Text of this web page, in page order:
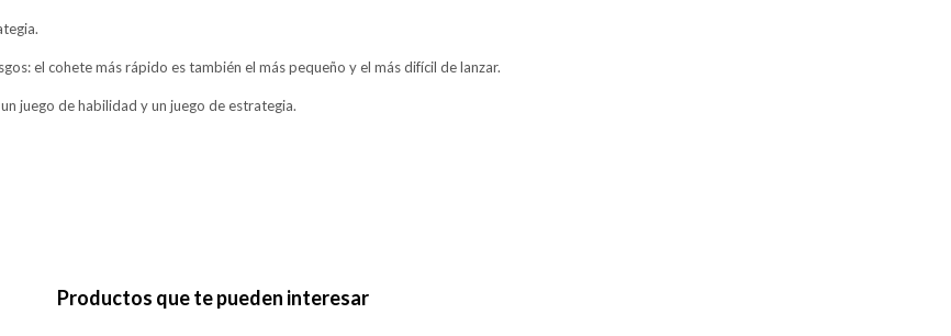
el cohete más rápido es también el más pequeño y el más difícil de lanzar.
juego de habilidad y un juego de estrategia.
Productos que te pueden interesar